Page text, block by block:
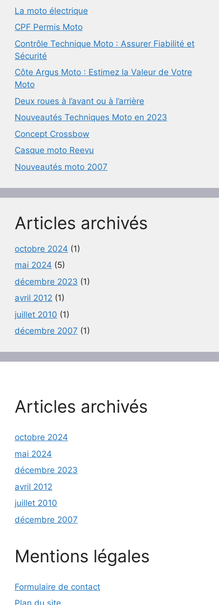
La moto électrique
CPF Permis Moto
Contrôle Technique Moto : Assurer Fiabilité et
Sécurité
Côte Argus Moto : Estimez la Valeur de Votre
Moto
Deux roues à l’avant ou à l’arrière
Nouveautés Techniques Moto en 2023
Concept Crossbow
Casque moto Reevu
Nouveautés moto 2007
Articles archivés
octobre 2024 (1)
mai 2024 (5)
décembre 2023 (1)
avril 2012 (1)
juillet 2010 (1)
décembre 2007 (1)
Articles archivés
octobre 2024
mai 2024
décembre 2023
avril 2012
juillet 2010
décembre 2007
Mentions légales
Formulaire de contact